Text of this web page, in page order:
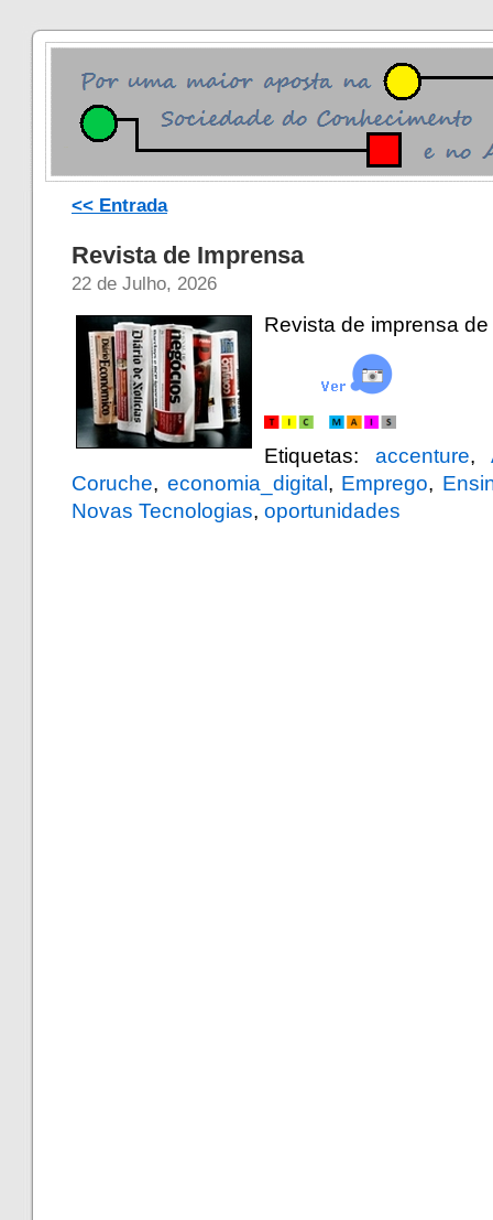
<< Entrada
Revista de Imprensa
22 de Julho, 2026
Revista de imprensa
Etiquetas: accenture,
Coruche, economia_digital , Emprego,
Novas Tecnologias, oportunidades